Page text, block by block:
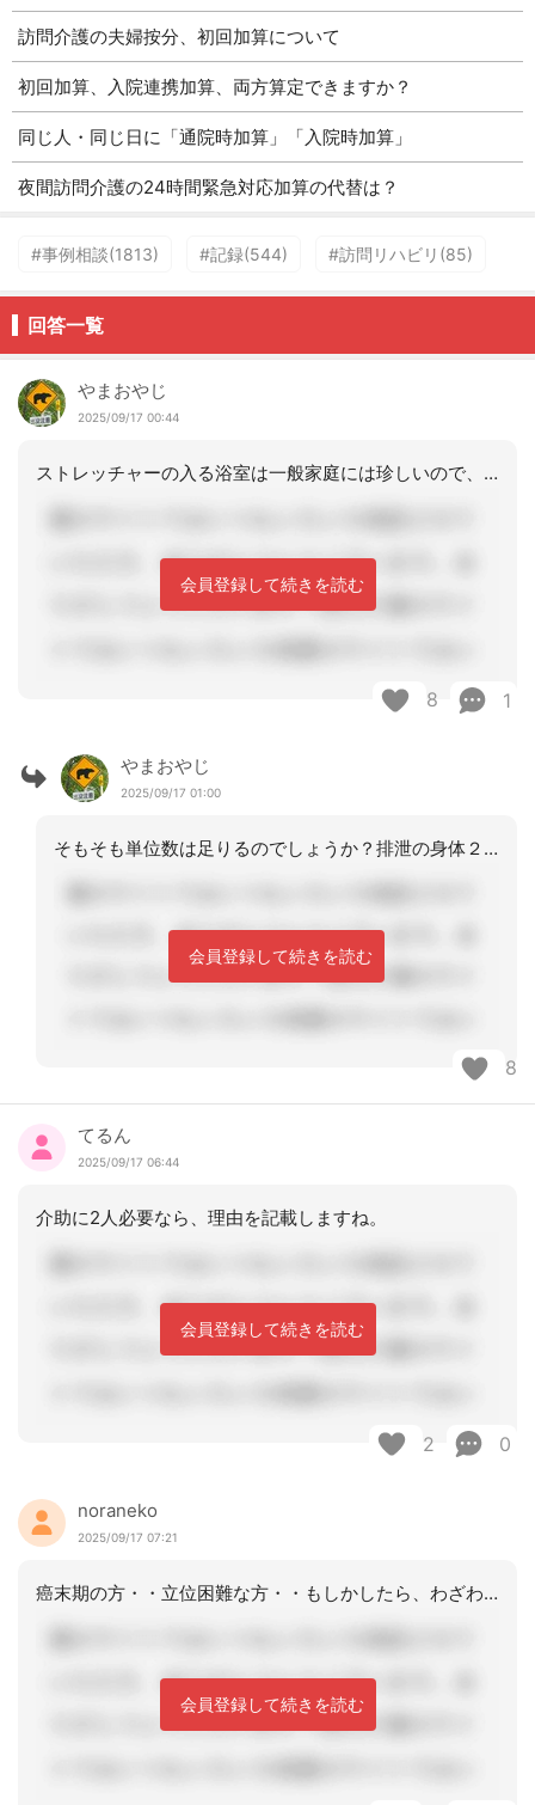
訪問介護の夫婦按分、初回加算について
初回加算、入院連携加算、両方算定できますか？
同じ人・同じ日に「通院時加算」「入院時加算」
夜間訪問介護の24時間緊急対応加算の代替は？
#事例相談(1813) #記録(544) #訪問リハビリ(85)
回答一覧
やまおやじ
2025/09/17 00:44
ストレッチャーの入る浴室は一般家庭には珍しいので、サ高住や住宅型有料でしょうかね
会員登録して続きを読む
8 1
やまおやじ
2025/09/17 01:00
そもそも単位数は足りるのでしょうか？排泄の身体２人介助は一日何回なのか、その時間
会員登録して続きを読む
8
てるん
2025/09/17 06:44
介助に2人必要なら、理由を記載しますね。
会員登録して続きを読む
2 0
noraneko
2025/09/17 07:21
癌末期の方・・立位困難な方・・もしかしたら、わざわざ二人介助でポータブルトイレに
会員登録して続きを読む